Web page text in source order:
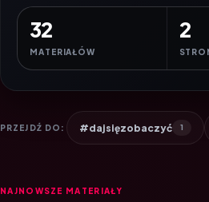
32
MATERIAŁÓW
2
PRZEJDŹ DO: #dajsięzobaczyć 1
NAJNOWSZE MATERIAŁY